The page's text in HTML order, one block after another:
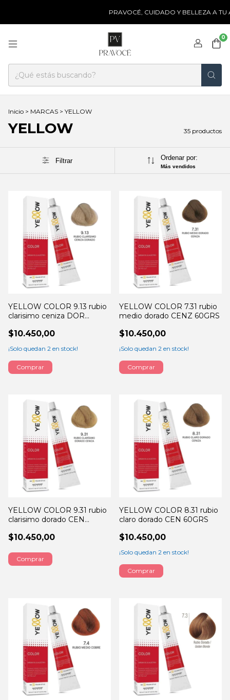
PRAVOCÉ, CUIDADO Y BELLEZA A TU
0
Inicio > MARCAS > YELLOW
YELLOW 35 productos
Filtrar Ordenar por:
Más vendidos
YELLOW COLOR 9.13 rubio
clarisimo ceniza DOR
$10.450,00
¡Solo quedan 2 en stock!
YELLOW COLOR 7.31 rubio
medio dorado CENZ 60GRS
$10.450,00
¡Solo quedan 2 en stock!
YELLOW COLOR 9.31 rubio
clarisimo dorado CEN
$10.450,00
YELLOW COLOR 8.31 rubio
claro dorado CEN 60GRS
$10.450,00
¡Solo quedan 2 en stock!